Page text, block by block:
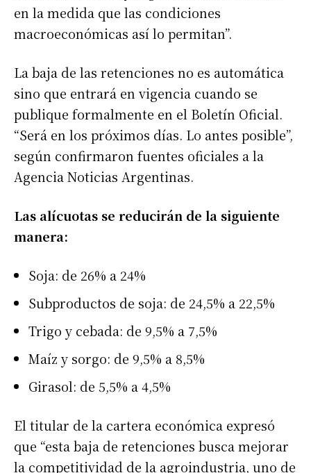
en la medida que las condiciones
macroeconómicas así lo permitan”.
La baja de las retenciones no es automática
sino que entrará en vigencia cuando se
publique formalmente en el Boletín Oficial.
“Será en los próximos días. Lo antes posible”,
según confirmaron fuentes oficiales a la
Agencia Noticias Argentinas.
Las alícuotas se reducirán de la siguiente
manera:
Soja: de 26% a 24%
Subproductos de soja: de 24,5% a 22,5%
Trigo y cebada: de 9,5% a 7,5%
Maíz y sorgo: de 9,5% a 8,5%
Girasol: de 5,5% a 4,5%
El titular de la cartera económica expresó
que “esta baja de retenciones busca mejorar
la competitividad de la agroindustria, uno de